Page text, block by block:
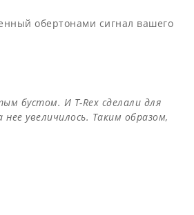
обертонами сигнал вашего
бустом. И T-Rex сделали для
увеличилось. Таким образом,